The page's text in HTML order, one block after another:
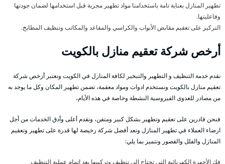
تطهير المنازل بعناية تامة باستخدامنا مواد تطهير مجربة قبل استخدامها لضمان جودتها
وفاعليتها.
التركيز على تعقيم مقابض الأبواب والكراسي والمقاعد والمكاتب وتنظيف المطابخ.
أرخص شركة تعقيم منازل بالكويت
نقدم خدمة التنظيف و التطهير والتبخير لكافة المنازل في الكويت ونعتبر أرخص شركة
تعقيم منازل بالكويت ونستخدم ادوات ومواد معقمة، تضمن تطهير المكان وكل ما يوجد به
من مصادر للعدوى الفيروسية النشطة وخاصة في هذه الأيام،
فنحن قادرين على تعقيم وتطهير بشكل كبير ومتقن، ونقدم أعلى وأدق الخدمات من أجل
ارضاء العملاء في تطهير المنازل ونعد أفضل شركة رخيصة لها قدرة على تطهير وتعقيم
المنازل والفلل والقصور ونتميز بما يلي:
فك الأجهزة الكهربائية التي تحتاج الى تنظيف وتركيبها بعد إتمام عملية التنظيف